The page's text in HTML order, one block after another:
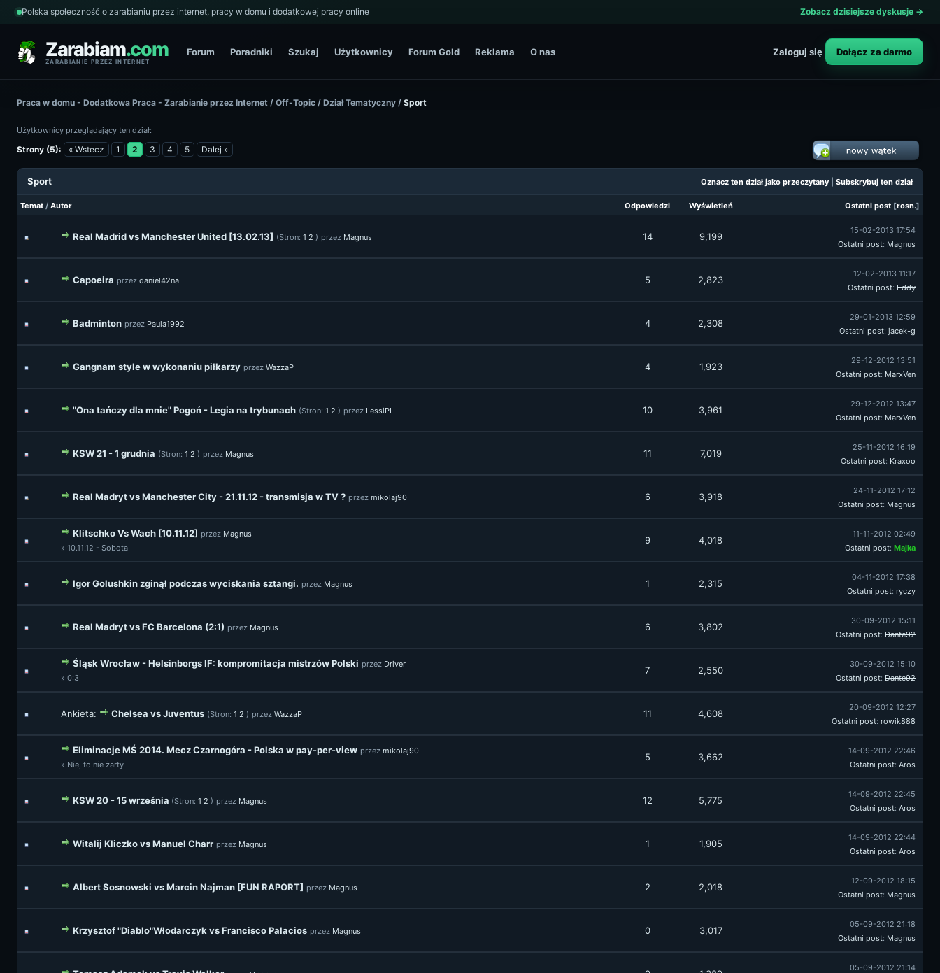
Polska społeczność o zarabianiu przez internet, pracy w domu i dodatkowej pracy online Zobacz dzisiejsze dyskusje →
Zarabiam.com
ZARABIANIE PRZEZ INTERNET
Forum Poradniki Szukaj Użytkownicy Forum Gold Reklama O nas Zaloguj się Dołącz za darmo
Praca w domu - Dodatkowa Praca - Zarabianie przez Internet / Off-Topic / Dział Tematyczny / Sport
Użytkownicy przeglądający ten dział:
Strony (5): « Wstecz 1 2 3 4 5 Dalej »
Oznacz ten dział jako przeczytany Subskrybuj ten dział
Sport
Temat / Autor Odpowiedzi Wyświetleń Ostatni post [rosn.]
Real Madrid vs Manchester United [13.02.13] (Stron: 1 2 ) przez Magnus 14 9,199
15-02-2013 17:54
Ostatni post: Magnus
Capoeira przez daniel42na 5 2,823
12-02-2013 11:17
Ostatni post: Eddy
Badminton przez Paula1992 4 2,308
29-01-2013 12:59
Ostatni post: jacek-g
Gangnam style w wykonaniu piłkarzy przez WazzaP 4 1,923
29-12-2012 13:51
Ostatni post: MarxVen
"Ona tańczy dla mnie" Pogoń - Legia na trybunach (Stron: 1 2 ) przez LessiPL 10 3,961
29-12-2012 13:47
Ostatni post: MarxVen
KSW 21 - 1 grudnia (Stron: 1 2 ) przez Magnus 11 7,019
25-11-2012 16:19
Ostatni post: Kraxoo
Real Madryt vs Manchester City - 21.11.12 - transmisja w TV ? przez mikolaj90 6 3,918
24-11-2012 17:12
Ostatni post: Magnus
Klitschko Vs Wach [10.11.12] przez Magnus
» 10.11.12 - Sobota
9 4,018
11-11-2012 02:49
Ostatni post: Majka
Igor Golushkin zginął podczas wyciskania sztangi. przez Magnus 1 2,315
04-11-2012 17:38
Ostatni post: ryczy
Real Madryt vs FC Barcelona (2:1) przez Magnus 6 3,802
30-09-2012 15:11
Ostatni post: Dante92
Śląsk Wrocław - Helsinborgs IF: kompromitacja mistrzów Polski przez Driver
» 0:3
7 2,550
30-09-2012 15:10
Ostatni post: Dante92
Ankieta: Chelsea vs Juventus (Stron: 1 2 ) przez WazzaP 11 4,608
20-09-2012 12:27
Ostatni post: rowik888
Eliminacje MŚ 2014. Mecz Czarnogóra - Polska w pay-per-view przez mikolaj90
» Nie, to nie żarty
5 3,662
14-09-2012 22:46
Ostatni post: Aros
KSW 20 - 15 września (Stron: 1 2 ) przez Magnus 12 5,775
14-09-2012 22:45
Ostatni post: Aros
Witalij Kliczko vs Manuel Charr przez Magnus 1 1,905
14-09-2012 22:44
Ostatni post: Aros
Albert Sosnowski vs Marcin Najman [FUN RAPORT] przez Magnus 2 2,018
12-09-2012 18:15
Ostatni post: Magnus
Krzysztof "Diablo"Włodarczyk vs Francisco Palacios przez Magnus 0 3,017
05-09-2012 21:18
Ostatni post: Magnus
05-09-2012 21:14